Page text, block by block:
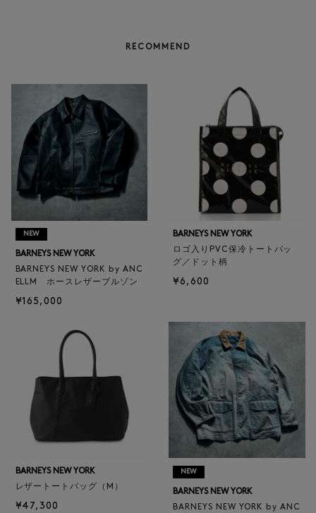
RECOMMEND
NEW
BARNEYS NEW YORK
BARNEYS NEW YORK by ANC
ELLM ホースレザーブルゾン
¥165,000
BARNEYS NEW YORK
ロゴ入りPVC保冷トートバッ
グ／ドット柄
¥6,600
BARNEYS NEW YORK
レザートートバッグ（M）
¥47,300
NEW
BARNEYS NEW YORK
BARNEYS NEW YORK by ANC